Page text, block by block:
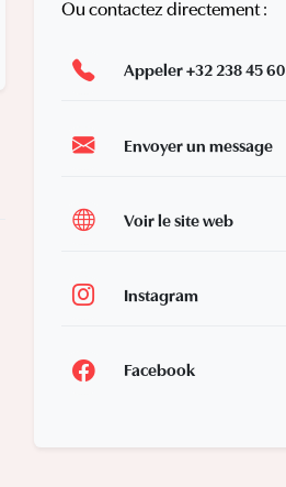
Ou contactez directement :
Appeler +32 238 45 60
Envoyer un message
Voir le site web
Instagram
Facebook